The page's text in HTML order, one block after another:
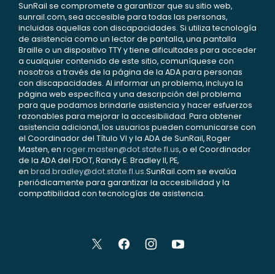
SunRail se compromete a garantizar que su sitio web,
sunrail.com, sea accesible para todas las personas,
incluidas aquellas con discapacidades. Si utiliza tecnología
de asistencia como un lector de pantalla, una pantalla
Braille o un dispositivo TTY y tiene dificultades para acceder
a cualquier contenido de este sitio, comuníquese con
nosotros a través de la página de la ADA para personas
con discapacidades. Al informar un problema, incluya la
página web específica y una descripción del problema
para que podamos brindarle asistencia y hacer esfuerzos
razonables para mejorar la accesibilidad. Para obtener
asistencia adicional, los usuarios pueden comunicarse con
el Coordinador del Título VI y la ADA de SunRail, Roger
Masten, en roger.masten@dot.state.fl.us, o el Coordinador
de la ADA del FDOT, Randy E. Bradley II, PE,
en brad.bradley@dot.state.fl.us.SunRail.com se evalúa
periódicamente para garantizar la accesibilidad y la
compatibilidad con tecnologías de asistencia.